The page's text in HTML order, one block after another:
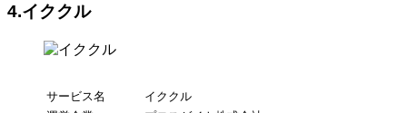
4.イククル
サービス名
イククル